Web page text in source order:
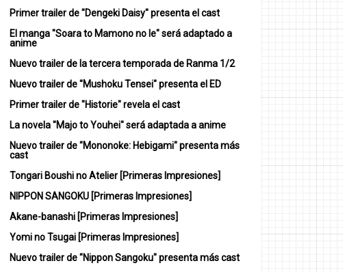
Primer trailer de "Dengeki Daisy" presenta el cast
El manga "Soara to Mamono no Ie" será adaptado a
anime
Nuevo trailer de la tercera temporada de Ranma 1/2
Nuevo trailer de "Mushoku Tensei" presenta el ED
Primer trailer de "Historie" revela el cast
La novela "Majo to Youhei" será adaptada a anime
Nuevo trailer de "Mononoke: Hebigami" presenta más
cast
Tongari Boushi no Atelier [Primeras Impresiones]
NIPPON SANGOKU [Primeras Impresiones]
Akane-banashi [Primeras Impresiones]
Yomi no Tsugai [Primeras Impresiones]
Nuevo trailer de "Nippon Sangoku" presenta más cast